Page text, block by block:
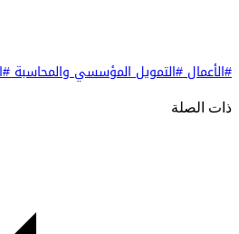
#الأعمال#التمويل المؤسسي والمحاسبة
ذات الصلة